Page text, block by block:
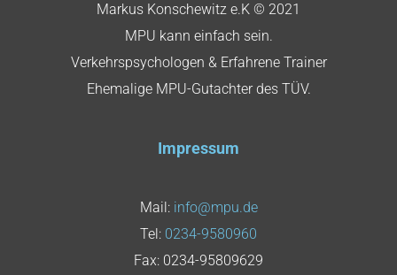
Markus Konschewitz e.K © 2021
MPU kann einfach sein.
Verkehrspsychologen & Erfahrene Trainer
Ehemalige MPU-Gutachter des TÜV.
Impressum
Mail: info@mpu.de
Tel: 0234-9580960
Fax: 0234-95809629